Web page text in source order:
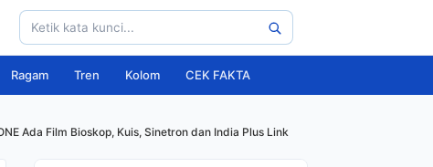
Ragam Tren Kolom CEK FAKTA
Ada Film Bioskop, Kuis, Sinetron dan India Plus Link